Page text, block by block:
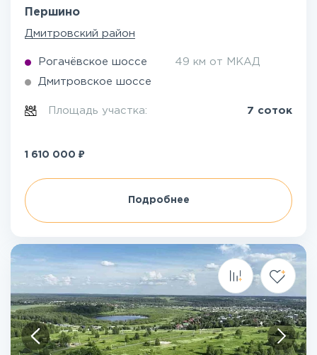
Першино
Дмитровский район
Рогачёвское шоссе 49 км от МКАД
Дмитровское шоссе
Площадь участка: 7 соток
1 610 000 ₽
Подробнее